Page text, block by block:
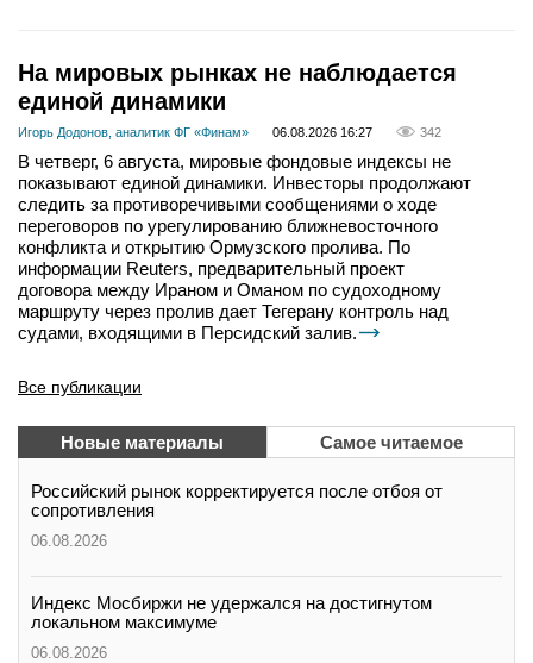
На мировых рынках не наблюдается
единой динамики
Игорь Додонов, аналитик ФГ «Финам» 06.08.2026 16:27 342
В четверг, 6 августа, мировые фондовые индексы не
показывают единой динамики. Инвесторы продолжают
следить за противоречивыми сообщениями о ходе
переговоров по урегулированию ближневосточного
конфликта и открытию Ормузского пролива. По
информации Reuters, предварительный проект
договора между Ираном и Оманом по судоходному
маршруту через пролив дает Тегерану контроль над
судами, входящими в Персидский залив.
Все публикации
Новые материалы Самое читаемое
Российский рынок корректируется после отбоя от
сопротивления
06.08.2026
Индекс Мосбиржи не удержался на достигнутом
локальном максимуме
06.08.2026